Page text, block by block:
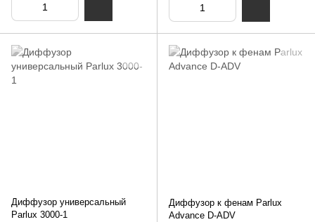
Диффузор универсальный
Parlux 3000-1
Диффузор к фенам Parlux
Advance D-ADV